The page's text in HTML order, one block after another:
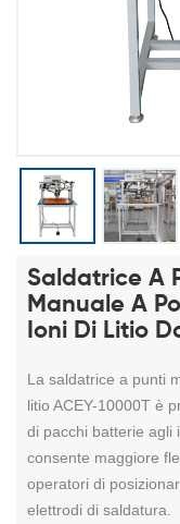
Saldatrice A
Manuale A
Ioni Di Litio
La saldatrice a punti
litio ACEY-10000T è
di pacchi batterie agli
consente maggiore
operatori di
elettrodi di saldatura.